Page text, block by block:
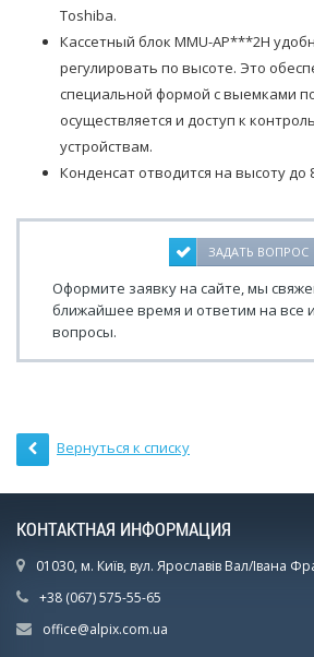
Toshiba.
Кассетный блок MMU-AP***2H
регулировать по высоте. Это
специальной формой с выемками
осуществляется и доступ к
устройствам.
Конденсат отводится на высоту до
ЗАДАТЬ ВОПРОС
Оформите заявку на сайте, мы
ближайшее время и ответим на все
вопросы.
Вернуться к списку
КОНТАКТНАЯ ИНФОРМАЦИЯ
01030, м. Київ, вул. Ярославів Вал/Івана
+38 (067) 575-55-65
office@alpix.com.ua